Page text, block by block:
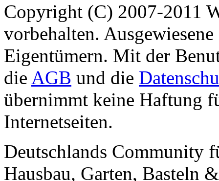
Copyright (C) 2007-2011
vorbehalten.
Eigentümern. Mit der
die AGB und die
übernimmt keine Haftung
Internetseiten.
Deutschlands Community
Hausbau, Garten, Basteln